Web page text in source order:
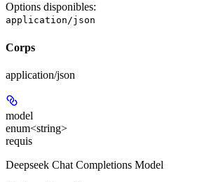
Options disponibles:
application/json
Corps
application/json
model
enum<string>
requis
Deepseek Chat Completions Model